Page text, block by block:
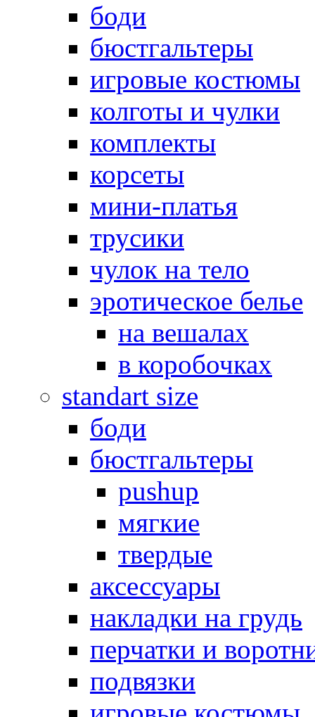
боди
бюстгальтеры
игровые костюмы
колготы и чулки
комплекты
корсеты
мини-платья
трусики
чулок на тело
эротическое белье
на вешалах
в коробочках
standart size
боди
бюстгальтеры
pushup
мягкие
твердые
аксессуары
накладки на грудь
перчатки и
подвязки